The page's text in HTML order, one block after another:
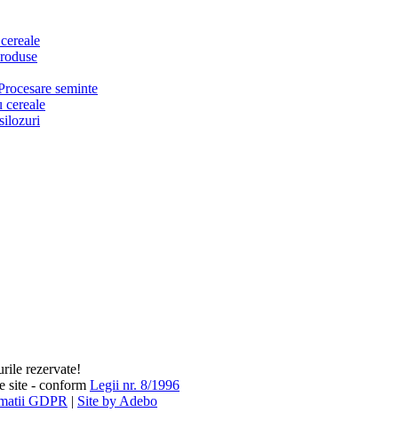
seminte
cereale
rezervate!
site - conform Legii nr. 8/1996
GDPR | Site by Adebo